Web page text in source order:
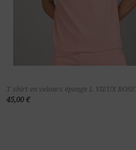
Ajouter au
T shirt en velours éponge L VIEUX ROSE
45,00 €